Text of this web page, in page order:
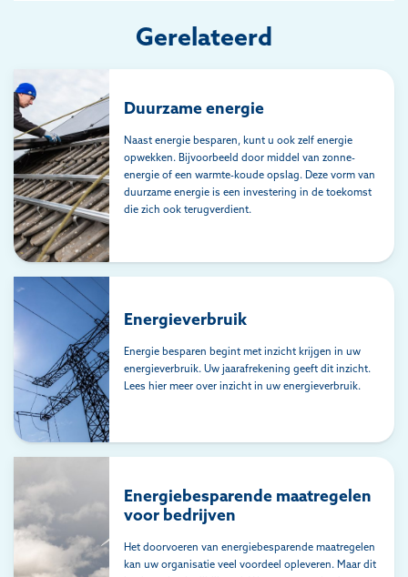
Gerelateerd
Duurzame energie
Naast energie besparen, kunt u ook zelf energie
opwekken. Bijvoorbeeld door middel van zonne-
energie of een warmte-koude opslag. Deze vorm van
duurzame energie is een investering in de toekomst
die zich ook terugverdient.
Energieverbruik
Energie besparen begint met inzicht krijgen in uw
energieverbruik. Uw jaarafrekening geeft dit inzicht.
Lees hier meer over inzicht in uw energieverbruik.
Energiebesparende maatregelen
voor bedrijven
Het doorvoeren van energiebesparende maatregelen
kan uw organisatie veel voordeel opleveren. Maar dit